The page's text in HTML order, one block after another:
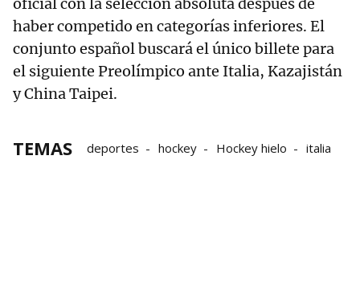
haber competido en categorías inferiores. El
conjunto español buscará el único billete para
el siguiente Preolímpico ante Italia, Kazajistán
y China Taipei.
TEMAS deportes hockey Hockey hielo italia